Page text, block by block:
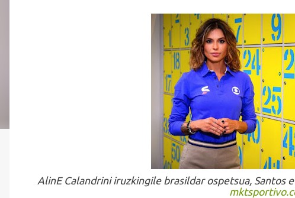
AlinE Calandrini iruzkingile brasildar ospetsua,